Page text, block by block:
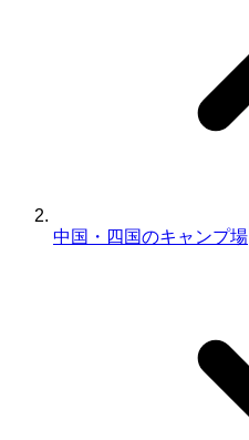
中国・四国のキャンプ場